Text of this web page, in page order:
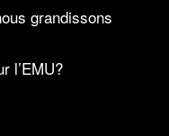
grandissons
l’EMU?